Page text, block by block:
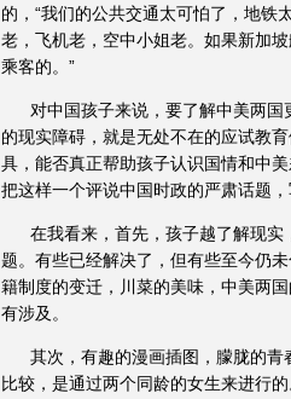
的，“我们的公共交通太可怕了，地铁
老，飞机老，空中小姐老。如果新加
乘客的。”
对中国孩子来说，要了解中美两
的现实障碍，就是无处不在的应试教
具，能否真正帮助孩子认识国情和中
把这样一个评说中国时政的严肃话题，
在我看来，首先，孩子越了解现
题。有些已经解决了，但有些至今仍
籍制度的变迁，川菜的美味，中美两
有涉及。
其次，有趣的漫画插图，朦胧的
比较，是通过两个同龄的女生来进行